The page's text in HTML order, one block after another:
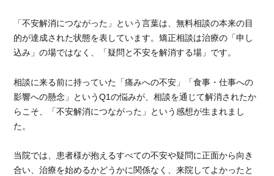
「不安解消につながった」という言葉は、無料相談の本来の目
的が達成された状態を表しています。矯正相談は治療の「申し
込み」の場ではなく、「疑問と不安を解消する場」です。
相談に来る前に持っていた「痛みへの不安」「食事・仕事への
影響への懸念」というQ1の悩みが、相談を通じて解消されたか
らこそ、「不安解消につながった」という感想が生まれまし
た。
当院では、患者様が抱えるすべての不安や疑問に正面から向き
合い、治療を始めるかどうかに関係なく、来院してよかったと